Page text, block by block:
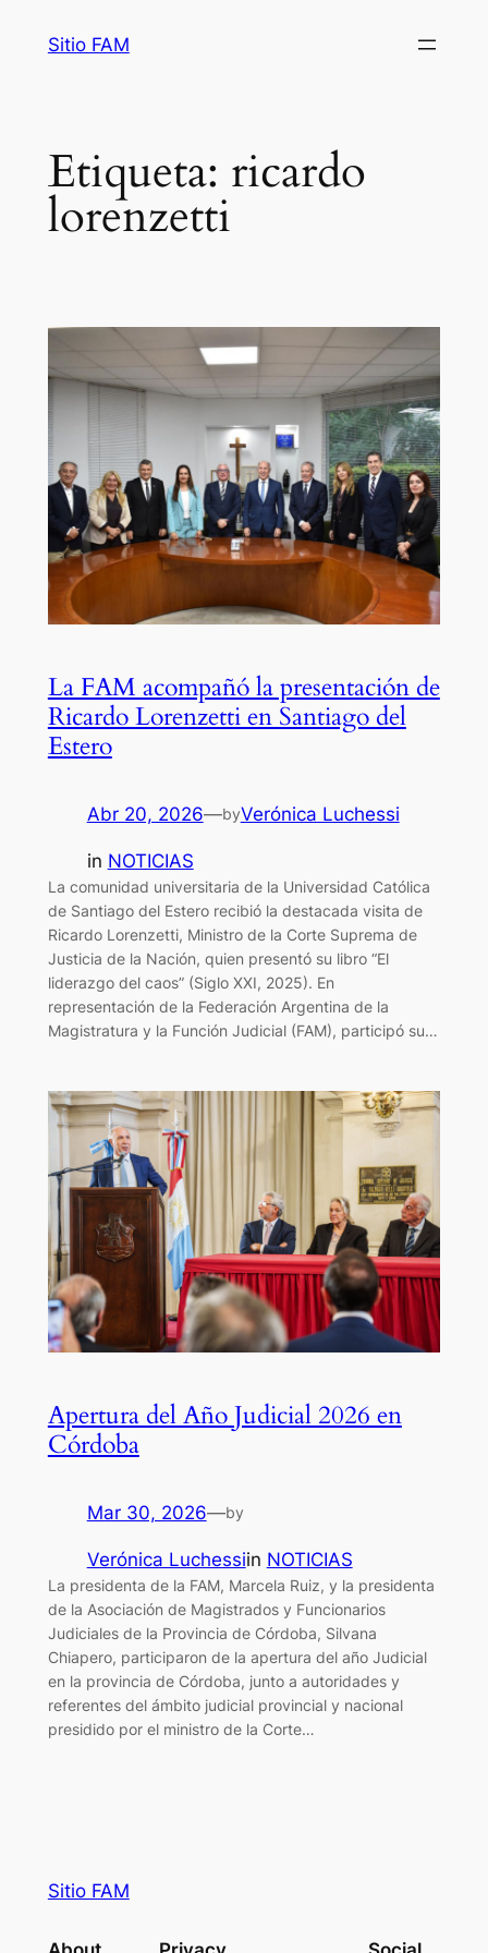
Sitio FAM
Etiqueta: ricardo
lorenzetti
La FAM acompañó la presentación de
Ricardo Lorenzetti en Santiago del
Estero
Abr 20, 2026—byVerónica Luchessi
in NOTICIAS
La comunidad universitaria de la Universidad Católica
de Santiago del Estero recibió la destacada visita de
Ricardo Lorenzetti, Ministro de la Corte Suprema de
Justicia de la Nación, quien presentó su libro “El
liderazgo del caos” (Siglo XXI, 2025). En
representación de la Federación Argentina de la
Magistratura y la Función Judicial (FAM), participó su…
Apertura del Año Judicial 2026 en
Córdoba
Mar 30, 2026—by
Verónica Luchessiin NOTICIAS
La presidenta de la FAM, Marcela Ruiz, y la presidenta
de la Asociación de Magistrados y Funcionarios
Judiciales de la Provincia de Córdoba, Silvana
Chiapero, participaron de la apertura del año Judicial
en la provincia de Córdoba, junto a autoridades y
referentes del ámbito judicial provincial y nacional
presidido por el ministro de la Corte…
Sitio FAM